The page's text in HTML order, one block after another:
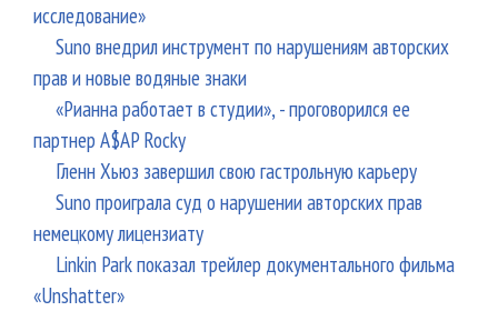
исследование»
Suno внедрил инструмент по нарушениям авторских
прав и новые водяные знаки
«Рианна работает в студии», - проговорился ее
партнер A$AP Rocky
Гленн Хьюз завершил свою гастрольную карьеру
Suno проиграла суд о нарушении авторских прав
немецкому лицензиату
Linkin Park показал трейлер документального фильма
«Unshatter»